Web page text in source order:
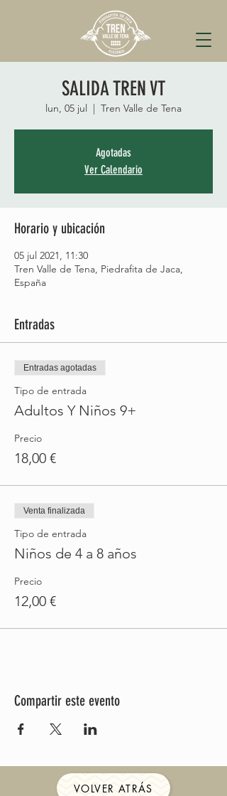
SALIDA TREN VT
lun, 05 jul
  |
Tren Valle de Tena
Agotadas
Ver Calendario
Horario y ubicación
05 jul 2021, 11:30
Tren Valle de Tena, Piedrafita de Jaca,
España
Entradas
Entradas agotadas
Tipo de entrada
Adultos Y Niños 9+
Precio
18,00 €
Venta finalizada
Tipo de entrada
Niños de 4 a 8 años
Precio
12,00 €
Compartir este evento
VOLVER ATRÁS